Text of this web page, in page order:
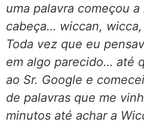
uma palavra começou
cabeça… wiccan,
Toda vez que eu
em algo parecido… até
ao Sr. Google e
de palavras que me
minutos até achar a